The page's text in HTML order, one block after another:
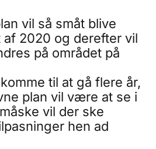
vil så småt blive
af 2020 og derefter vil
på området på
til at gå flere år,
plan vil være at se i
vil der ske
hen ad